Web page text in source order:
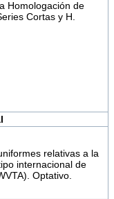
Homologación de
Cortas y H.
relativas a la
internacional de
Optativo.